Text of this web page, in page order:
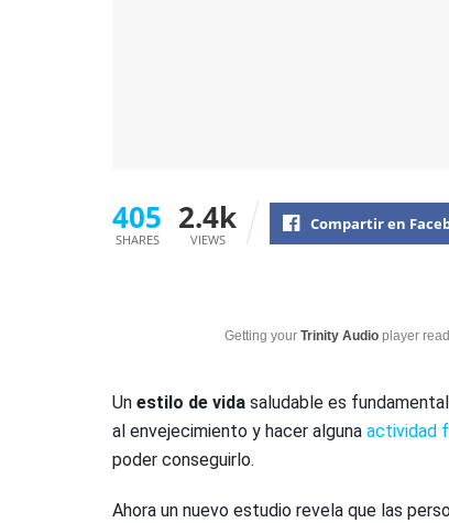
405
SHARES
2.4k
VIEWS
Compartir en
Getting your Trinity Audio player
Un estilo de vida saludable es
al envejecimiento y hacer alguna actividad
poder conseguirlo.
Ahora un nuevo estudio revela que las